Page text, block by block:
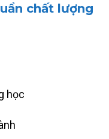
chất lượng
học